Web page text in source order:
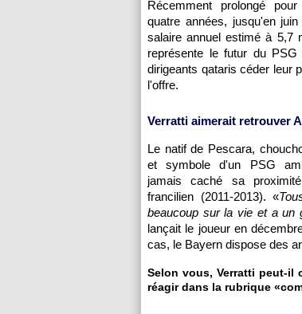
Récemment prolongé
quatre années, jusqu'en
salaire annuel estimé à 5,7
représente le futur du
dirigeants qataris céder leur
l'offre.
Verratti aimerait retrouver
Le natif de Pescara,
et symbole d'un PSG
jamais caché sa
francilien (2011-2013). «
beaucoup sur la vie et a un
lançait le joueur en
cas, le Bayern dispose des
Selon vous, Verratti peut-il
réagir dans la rubrique